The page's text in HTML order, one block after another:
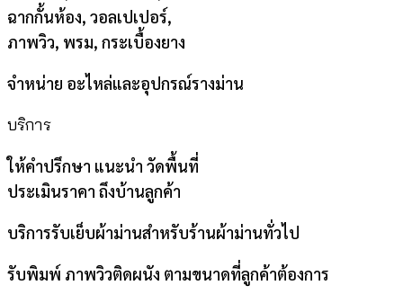
ฉากกั้นห้อง, วอลเปเปอร์,
ภาพวิว, พรม, กระเบื้องยาง
จำหน่าย อะไหล่และอุปกรณ์รางม่าน
บริการ
ให้คำปรึกษา แนะนำ วัดพื้นที่
ประเมินราคา ถึงบ้านลูกค้า
บริการรับเย็บผ้าม่านสำหรับร้านผ้าม่านทั่วไป
รับพิมพ์ ภาพวิวติดผนัง ตามขนาดที่ลูกค้าต้องการ